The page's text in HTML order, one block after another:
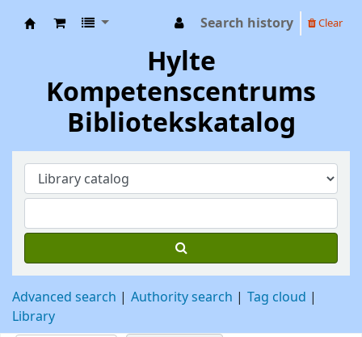
Search history Clear
Hylte
Kompetenscentrums
Bibliotekskatalog
Advanced search Authority search
Tag cloud
Library